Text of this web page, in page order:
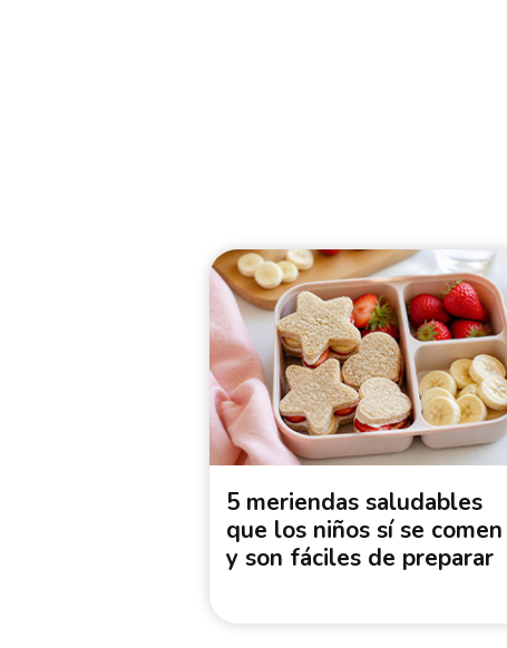
5 meriendas saludables
que los niños sí se comen
y son fáciles de preparar